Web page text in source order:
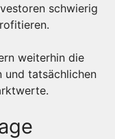
schwierig
weiterhin die
und tatsächlichen